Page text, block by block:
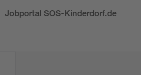
Jobportal SOS-Kinderdorf.de